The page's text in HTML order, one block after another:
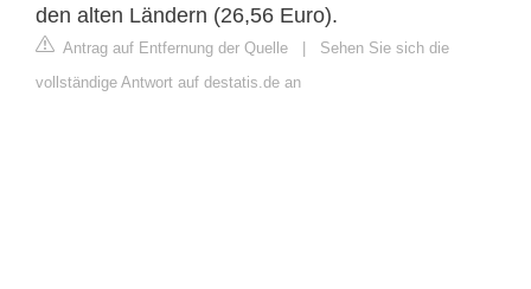
den alten Ländern (26,56 Euro).
Antrag auf Entfernung der Quelle | Sehen Sie sich die
vollständige Antwort auf destatis.de an